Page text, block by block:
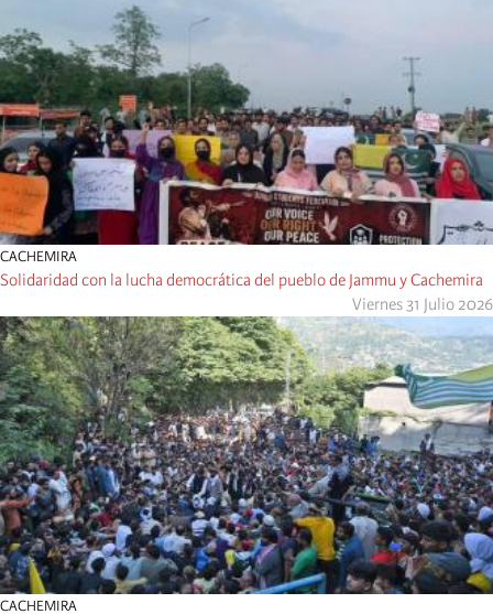
CACHEMIRA
Solidaridad con la lucha democrática del pueblo de Jammu y Cachemira
Viernes 31 Julio 2026
CACHEMIRA